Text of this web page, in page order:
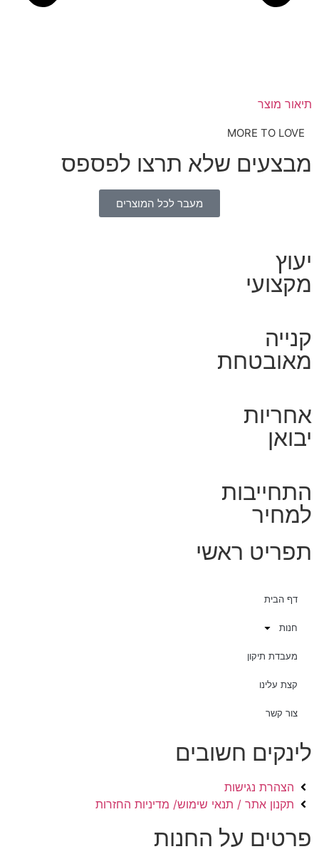
תיאור מוצר
MORE TO LOVE
מבצעים שלא תרצו לפספס
מעבר לכל המוצרים
יעוץ
מקצועי
קנייה
מאובטחת
אחריות
יבואן
התחייבות
למחיר
תפריט ראשי
דף הבית
חנות
מעבדת תיקון
קצת עלינו
צור קשר
לינקים חשובים
הצהרת נגישות
תקנון אתר / תנאי שימוש/ מדיניות החזרות
פרטים על החנות